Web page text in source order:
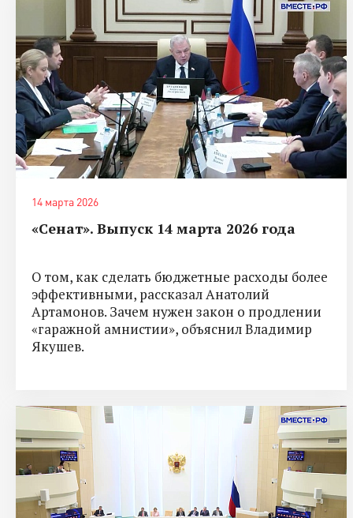
14 марта 2026
«Сенат». Выпуск 14 марта 2026 года
О том, как сделать бюджетные расходы более
эффективными, рассказал Анатолий
Артамонов. Зачем нужен закон о продлении
«гаражной амнистии», объяснил Владимир
Якушев.